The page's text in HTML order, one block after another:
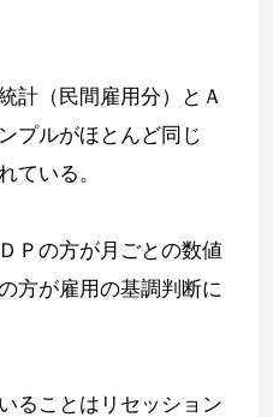
計（民間雇用分）とＡ
プルがほとんど同じ
ている。
Ｐの方が月ごとの数値
方が雇用の基調判断に
ることはリセッション